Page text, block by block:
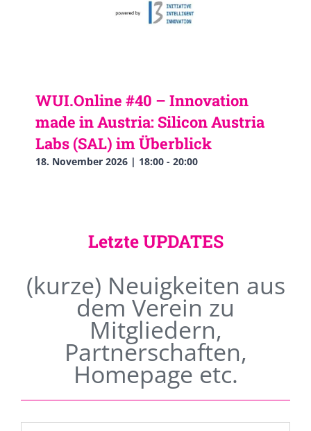
WUI.Online #40 – Innovation
made in Austria: Silicon Austria
Labs (SAL) im Überblick
18. November 2026 | 18:00 - 20:00
Letzte UPDATES
(kurze) Neuigkeiten aus
dem Verein zu
Mitgliedern,
Partnerschaften,
Homepage etc.